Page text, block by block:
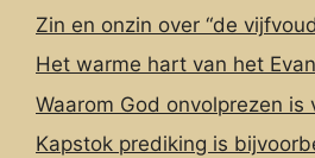
Zin en onzin over “de
Het warme hart van het
Waarom God onvolprezen is
Kapstok prediking is